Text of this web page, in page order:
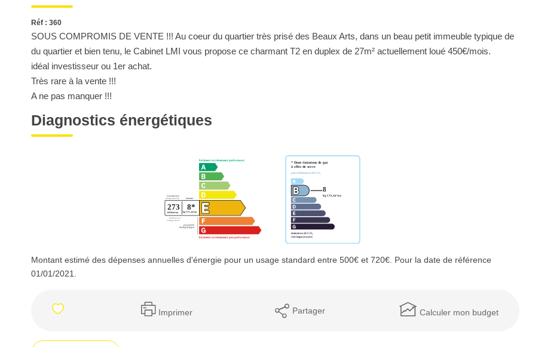
Réf : 360
SOUS COMPROMIS DE VENTE !!! Au coeur du quartier très prisé des Beaux Arts, dans un beau petit immeuble typique de
du quartier et bien tenu, le Cabinet LMI vous propose ce charmant T2 en duplex de 27m² actuellement loué 450€/mois.
idéal investisseur ou 1er achat.
Très rare à la vente !!!
A ne pas manquer !!!
Diagnostics énergétiques
Montant estimé des dépenses annuelles d'énergie pour un usage standard entre 500€ et 720€. Pour la date de référence
01/01/2021.
Imprimer Partager Calculer mon budget